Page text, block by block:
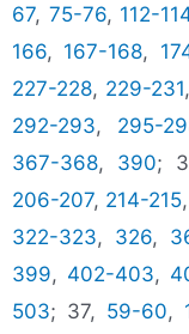
67, 75-76, 112-
166, 167-168,
227-228, 229-231,
292-293, 295-
367-368, 390;
206-207, 214-215,
322-323, 326,
399, 402-403,
503; 37, 59-60,